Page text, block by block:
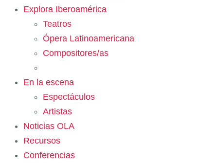
Explora Iberoamérica
Teatros
Ópera Latinoamericana
Compositores/as
En la escena
Espectáculos
Artistas
Noticias OLA
Recursos
Conferencias